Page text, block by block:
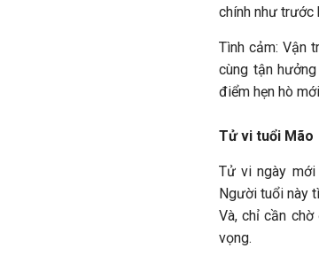
chính như trước
Tình cảm: Vận
cùng tận
điểm hẹn hò
Tử vi tuổi Mão
Tử vi ngày mới
Người tuổi này
Và, chỉ cần
vọng.